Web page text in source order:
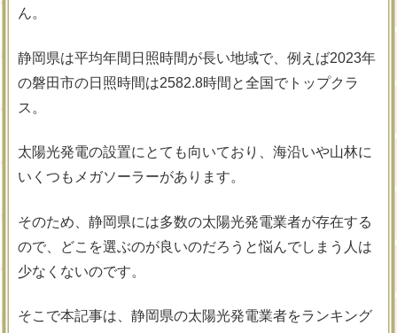
ん。
静岡県は平均年間日照時間が長い地域で、例えば2023年
の磐田市の日照時間は2582.8時間と全国でトップクラ
ス。
太陽光発電の設置にとても向いており、海沿いや山林に
いくつもメガソーラーがあります。
そのため、静岡県には多数の太陽光発電業者が存在する
ので、どこを選ぶのが良いのだろうと悩んでしまう人は
少なくないのです。
そこで本記事は、静岡県の太陽光発電業者をランキング